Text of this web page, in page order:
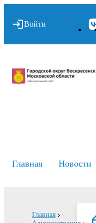
Войти
Главная Новости
Главная